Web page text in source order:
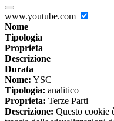
www.youtube.com
Nome
Tipologia
Proprieta
Descrizione
Durata
Nome: YSC
Tipologia: analitico
Proprieta: Terze Parti
Descrizione: Questo cookie